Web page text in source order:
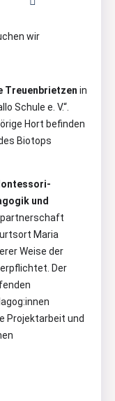
wir
Treuenbrietzen in
Schule e. V.“.
Hort befinden
Biotops
und
Maria
Weise der
Der
Projektarbeit und